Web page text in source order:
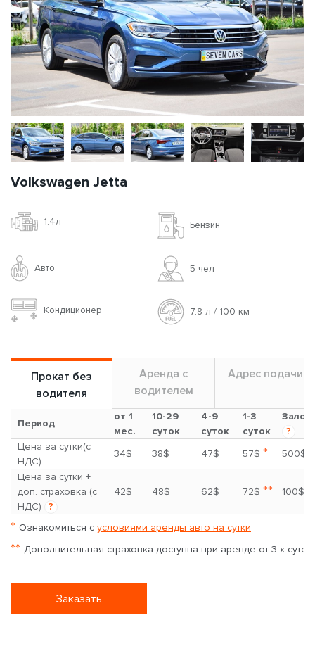
Volkswagen Jetta
1.4л Бензин
Авто 5 чел
Кондиционер 7.8 л / 100 км
Прокат без
водителя
Аренда с
водителем
Адрес подачи
Период
от 1
мес.
10-29
суток
4-9
суток
1-3
суток
Залог
?
Цена за сутки(с
НДС)
34$ 38$ 47$ 57$ *
500$
Цена за сутки +
доп. страховка (с
НДС)
?
42$ 48$ 62$ 72$ ** 100$
* Ознакомиться с условиями аренды авто на сутки
** Дополнительная страховка доступна при аренде от 3-х суток
Заказать